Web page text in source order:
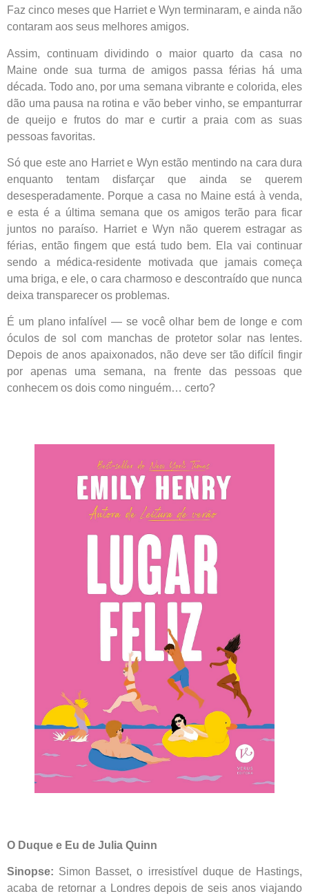
Faz cinco meses que Harriet e Wyn terminaram, e ainda não
contaram aos seus melhores amigos.
Assim, continuam dividindo o maior quarto da casa no
Maine onde sua turma de amigos passa férias há uma
década. Todo ano, por uma semana vibrante e colorida, eles
dão uma pausa na rotina e vão beber vinho, se empanturrar
de queijo e frutos do mar e curtir a praia com as suas
pessoas favoritas.
Só que este ano Harriet e Wyn estão mentindo na cara dura
enquanto tentam disfarçar que ainda se querem
desesperadamente. Porque a casa no Maine está à venda,
e esta é a última semana que os amigos terão para ficar
juntos no paraíso. Harriet e Wyn não querem estra­gar as
férias, então fingem que está tudo bem. Ela vai continuar
sendo a médica-residente motivada que jamais começa
uma briga, e ele, o cara charmoso e descontraído que nunca
deixa transparecer os problemas.
É um plano infalível ― se você olhar bem de lon­ge e com
óculos de sol com manchas de protetor solar nas lentes.
Depois de anos apaixonados, não deve ser tão difícil fingir
por apenas uma semana, na frente das pessoas que
conhecem os dois como ninguém… certo?
O Duque e Eu de Julia Quinn
Sinopse: Simon Basset, o irresistível duque de Hastings,
acaba de retornar a Londres depois de seis anos viajando